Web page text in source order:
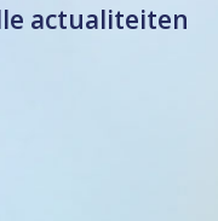
actualiteiten